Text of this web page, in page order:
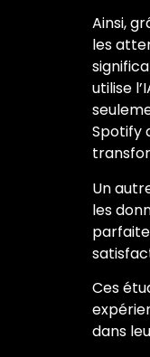
Ainsi,
les
utilise
Spotify
Un
les
Ces
dans